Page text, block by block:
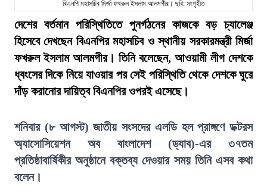
বিএনপি মহাসচিব মির্জা ফখরুল ইসলাম আলমগীর। ছবি: সংগৃহীত
দেশের বর্তমান পরিস্থিতিতে পুনর্গঠনের কাজকে বড় চ্যালেঞ্জ
হিসেবে দেখছেন বিএনপির মহাসচিব ও স্থানীয় সরকারমন্ত্রী মির্জা
ফখরুল ইসলাম আলমগীর। তিনি বলেছেন, আওয়ামী লীগ দেশকে
ধ্বংসের দিকে নিয়ে যাওয়ার পর সেই পরিস্থিতি থেকে দেশকে ঘুরে
দাঁড় করানোর দায়িত্ব বিএনপির ওপরই এসেছে।
শনিবার (৮ আগস্ট) জাতীয় সংসদের এলডি হল প্রাঙ্গণে ডক্টরস
অ্যাসোসিয়েশন অব বাংলাদেশ (ড্যাব)-এর ৩৭তম
প্রতিষ্ঠাবার্ষিকীর অনুষ্ঠানে বক্তব্য দেওয়ার সময় তিনি এসব কথা
বলেন।